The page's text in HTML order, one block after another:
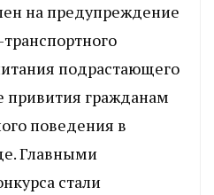
на предупреждение
подрастающего
привития гражданам
поведения в
Главными
стали